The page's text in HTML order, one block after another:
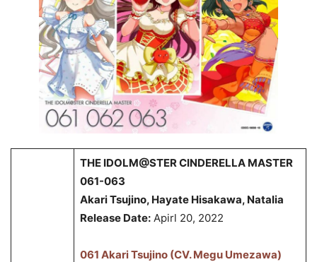
THE IDOLM@STER CINDERELLA MASTER
061-063
Akari Tsujino, Hayate Hisakawa, Natalia
Release Date:Apirl 20, 2022
061 Akari Tsujino (CV. Megu Umezawa)